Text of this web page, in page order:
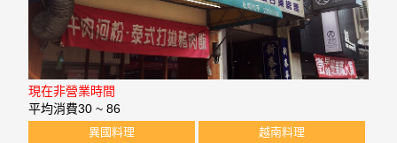
現在非營業時間
平均消費30 ~ 86
異國料理 越南料理